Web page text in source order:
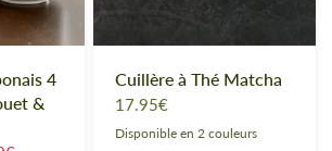
4
&
Cuillère à Thé Matcha
17.95€
Marron claireMarron foncé
Disponible en 2 couleurs